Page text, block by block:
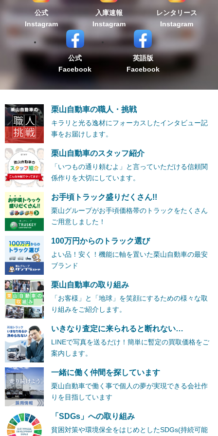
公式
Instagram
入庫速報
Instagram
レンタリース
Instagram
公式
Facebook
英語版
Facebook
栗山自動車の職人・挑戦
キラリと光る逸材にフォーカスしたインタビュー記
事をお届けします。
栗山自動車のスタッフ紹介
「いつもの通り頼むよ」と言っていただける信頼関
係作りを大切にしています。
お手頃トラック盛りだくさん!!
栗山グループがお手頃価格帯のトラックをたくさん
ご用意しました！
100万円からのトラック選び
よい品！安く！機能に軸を置いた栗山自動車の最安
ブランド
栗山自動車の取り組み
「お客様」と「地球」を笑顔にするための様々な取
り組みをご紹介します。
いきなり査定に来られると断れない…
LINEで写真を送るだけ！簡単に暫定の買取価格をご
案内します。
一緒に働く仲間を探しています
栗山自動車で働く事で個人の夢が実現できる会社作
りを目指しています
「SDGs」への取り組み
貧困対策や環境保全をはじめとしたSDGs(持続可能